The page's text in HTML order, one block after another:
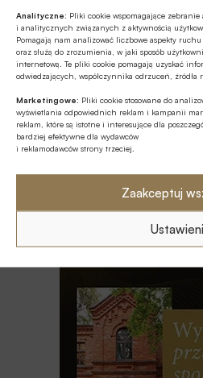
Analityczne: Pliki cookie wspomagające
i analitycznych związanych z aktywnością
Pomagają nam analizować liczbowe aspekty
oraz służą do zrozumienia, w jaki sposób
internetową. Te pliki cookie pomagają uzyskać
odwiedzających, współczynnika odrzuceń, źródła
Marketingowe: Pliki cookie stosowane do
wyświetlania odpowiednich reklam i kampanii
reklam, które są istotne i interesujące dla
bardziej efektywne dla wydawców
i reklamodawców strony trzeciej.
Zaakceptuj
Terminal
aplikacji
Z RYNKU
Nest Faktoria
pierwszą
Już blisko 276
handlowych
przy kasie